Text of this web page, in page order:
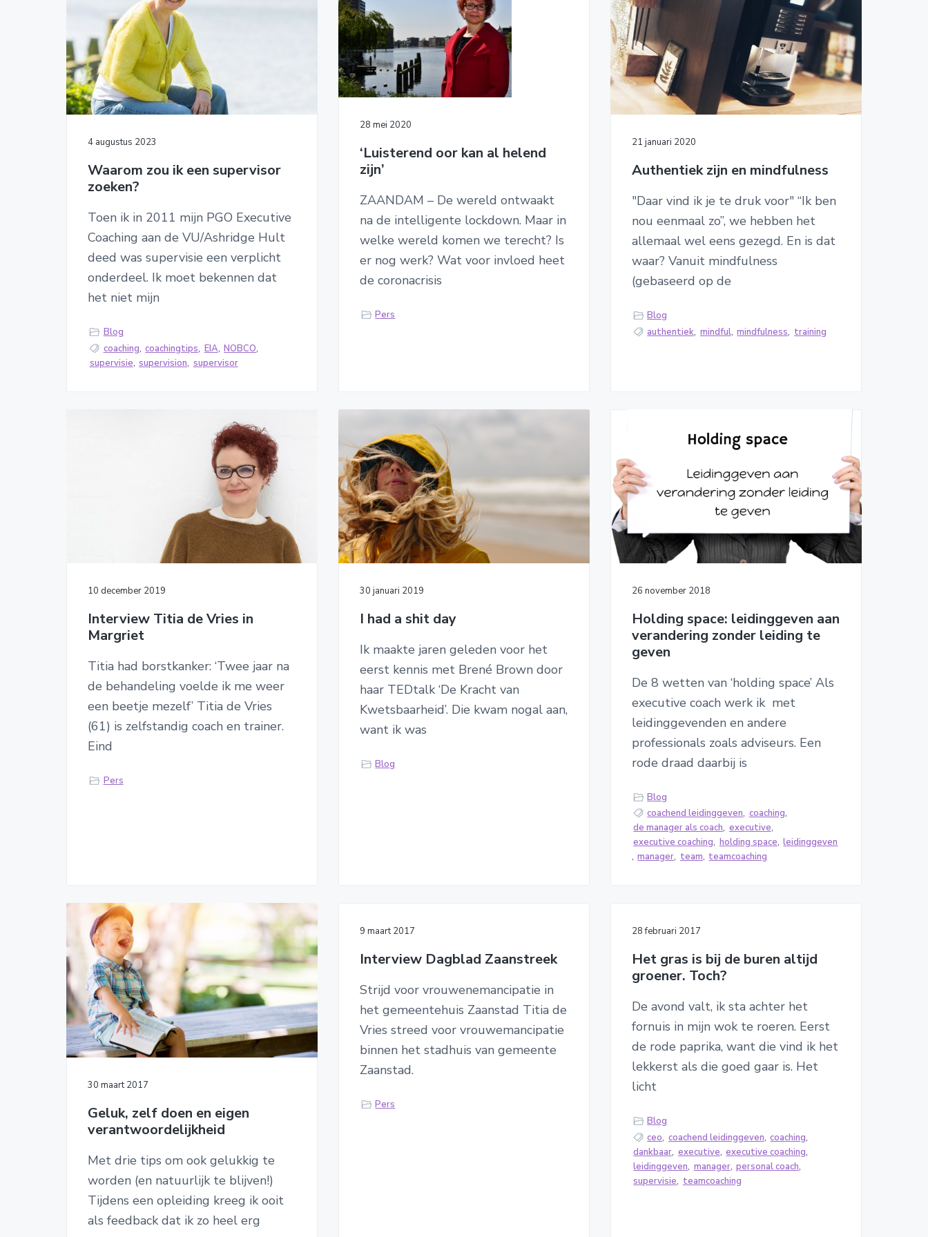
4 augustus 2023
Waarom zou ik een supervisor
zoeken?
Toen ik in 2011 mijn PGO Executive
Coaching aan de VU/Ashridge Hult
deed was supervisie een verplicht
onderdeel. Ik moet bekennen dat
het niet mijn
Blog
coaching, coachingtips, EIA, NOBCO,
supervisie, supervision, supervisor
28 mei 2020
‘Luisterend oor kan al helend
zijn’
ZAANDAM – De wereld ontwaakt
na de intelligente lockdown. Maar in
welke wereld komen we terecht? Is
er nog werk? Wat voor invloed heet
de coronacrisis
Pers
21 januari 2020
Authentiek zijn en mindfulness
"Daar vind ik je te druk voor" “Ik ben
nou eenmaal zo”, we hebben het
allemaal wel eens gezegd. En is dat
waar? Vanuit mindfulness
(gebaseerd op de
Blog
authentiek, mindful, mindfulness, training
10 december 2019
Interview Titia de Vries in
Margriet
Titia had borstkanker: ‘Twee jaar na
de behandeling voelde ik me weer
een beetje mezelf’ Titia de Vries
(61) is zelfstandig coach en trainer.
Eind
Pers
30 januari 2019
I had a shit day
Ik maakte jaren geleden voor het
eerst kennis met Brené Brown door
haar TEDtalk ‘De Kracht van
Kwetsbaarheid’. Die kwam nogal aan,
want ik was
Blog
26 november 2018
Holding space: leidinggeven aan
verandering zonder leiding te
geven
De 8 wetten van ‘holding space’ Als
executive coach werk ik met
leidinggevenden en andere
professionals zoals adviseurs. Een
rode draad daarbij is
Blog
coachend leidinggeven, coaching,
de manager als coach, executive,
executive coaching, holding space, leidinggeven
, manager, team, teamcoaching
30 maart 2017
Geluk, zelf doen en eigen
verantwoordelijkheid
Met drie tips om ook gelukkig te
worden (en natuurlijk te blijven!)
Tijdens een opleiding kreeg ik ooit
als feedback dat ik zo heel erg
9 maart 2017
Interview Dagblad Zaanstreek
Strijd voor vrouwenemancipatie in
het gemeentehuis Zaanstad Titia de
Vries streed voor vrouwemancipatie
binnen het stadhuis van gemeente
Zaanstad.
Pers
28 februari 2017
Het gras is bij de buren altijd
groener. Toch?
De avond valt, ik sta achter het
fornuis in mijn wok te roeren. Eerst
de rode paprika, want die vind ik het
lekkerst als die goed gaar is. Het
licht
Blog
ceo, coachend leidinggeven, coaching,
dankbaar, executive, executive coaching,
leidinggeven, manager, personal coach,
supervisie, teamcoaching